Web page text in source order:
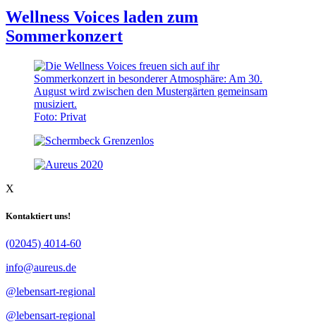
Wellness Voices laden zum
Sommerkonzert
Foto: Privat
X
Kontaktiert uns!
(02045) 4014-60
info@aureus.de
@lebensart-regional
@lebensart-regional